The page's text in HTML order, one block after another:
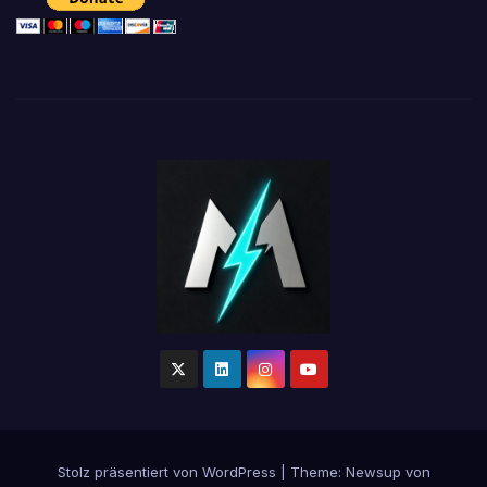
Stolz präsentiert von WordPress Theme: Newsup von